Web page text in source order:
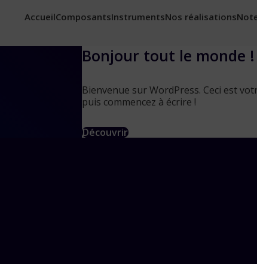
AccueilComposantsInstrumentsNos réalisations
Bonjour tout le monde !
Bienvenue sur WordPress. Ceci est
puis commencez à écrire !
Découvrir